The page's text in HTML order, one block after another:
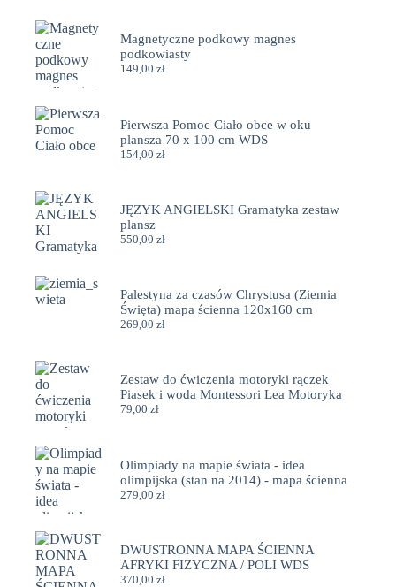
Magnetyczne podkowy magnes
podkowiasty
149,00zł
Pierwsza Pomoc Ciało obce w oku
plansza 70 x 100 cm WDS
154,00zł
JĘZYK ANGIELSKI Gramatyka zestaw
plansz
550,00zł
Palestyna za czasów Chrystusa (Ziemia
Święta) mapa ścienna 120x160 cm
269,00zł
Zestaw do ćwiczenia motoryki rączek
Piasek i woda Montessori Lea Motoryka
79,00zł
Olimpiady na mapie świata - idea
olimpijska (stan na 2014) - mapa ścienna
279,00zł
DWUSTRONNA MAPA ŚCIENNA
AFRYKI FIZYCZNA / POLI WDS
370,00zł